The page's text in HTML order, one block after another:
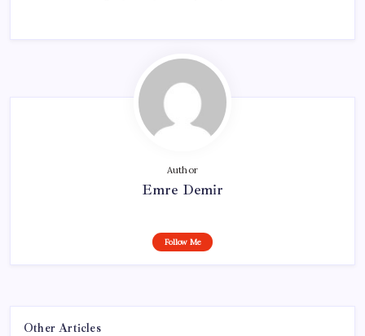
Author
Emre Demir
Follow Me
Other Articles